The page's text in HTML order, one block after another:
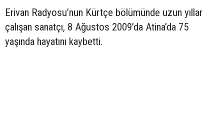
Erivan Radyosu’nun Kürtçe bölümünde uzun yıllar
çalışan sanatçı, 8 Ağustos 2009’da Atina’da 75
yaşında hayatını kaybetti.